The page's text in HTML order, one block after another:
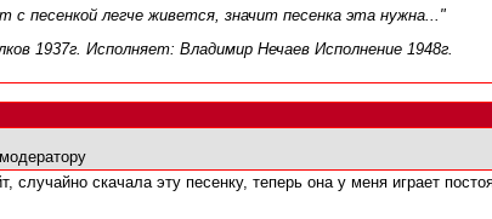
с песенкой легче живется, значит песенка эта нужна..."
1937г. Исполняет: Владимир Нечаев Исполнение 1948г.
случайно скачала эту песенку, теперь она у меня играет